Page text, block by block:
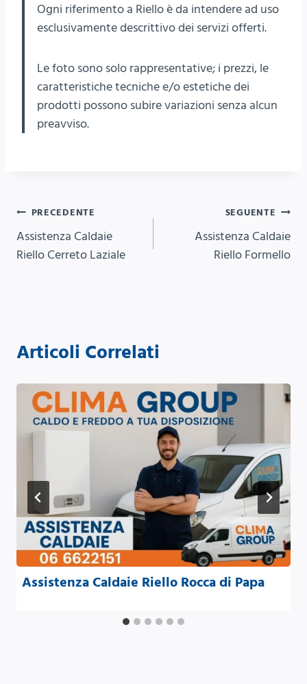
Ogni riferimento a Riello è da intendere ad uso
esclusivamente descrittivo dei servizi offerti.
Le foto sono solo rappresentative; i prezzi, le
caratteristiche tecniche e/o estetiche dei
prodotti possono subire variazioni senza alcun
preavviso.
Navigazione
articoli
PRECEDENTE
Assistenza Caldaie
Riello Cerreto Laziale
SEGUENTE
Assistenza Caldaie
Riello Formello
Articoli Correlati
Assistenza Caldaie Riello Rocca di Papa